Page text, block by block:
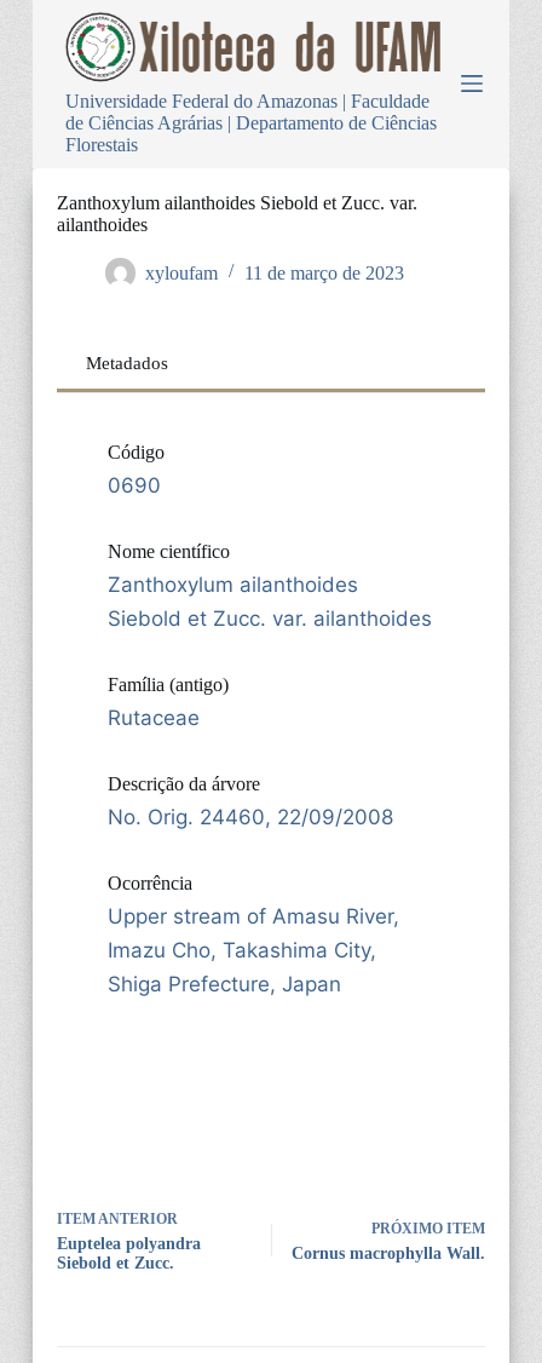
Universidade Federal do Amazonas | Faculdade
de Ciências Agrárias | Departamento de Ciências
Florestais
Zanthoxylum ailanthoides Siebold et Zucc. var.
ailanthoides
xyloufam 11 de março de 2023
Metadados
Código
0690
Nome científico
Zanthoxylum ailanthoides
Siebold et Zucc. var. ailanthoides
Família (antigo)
Rutaceae
Descrição da árvore
No. Orig. 24460, 22/09/2008
Ocorrência
Upper stream of Amasu River,
Imazu Cho, Takashima City,
Shiga Prefecture, Japan
ITEM ANTERIOR
Euptelea polyandra
Siebold et Zucc.
PRÓXIMO ITEM
Cornus macrophylla Wall.